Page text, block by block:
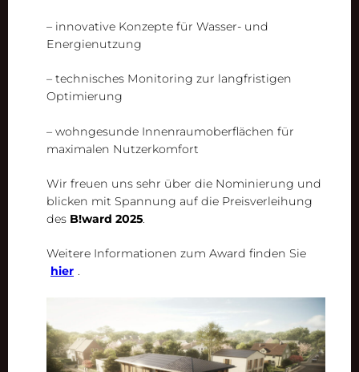
– innovative Konzepte für Wasser- und
Energienutzung
– technisches Monitoring zur langfristigen
Optimierung
– wohngesunde Innenraumoberflächen für
maximalen Nutzerkomfort
Wir freuen uns sehr über die Nominierung und
blicken mit Spannung auf die Preisverleihung
des B!ward 2025.
Weitere Informationen zum Award finden Sie
hier .